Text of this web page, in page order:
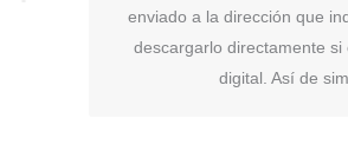
enviado a la dirección que
descargarlo directamente si
digital. Así de